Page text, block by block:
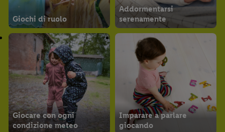
Giochi di ruolo
Addormentarsi
serenamente
Giocare con ogni
condizione meteo
Imparare a parlare
giocando